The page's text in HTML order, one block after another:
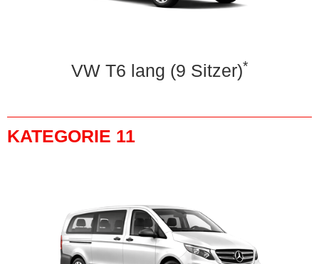
VW T6 lang (9 Sitzer)*
KATEGORIE 11